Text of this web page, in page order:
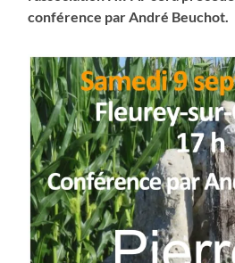
conférence par André Beuchot.